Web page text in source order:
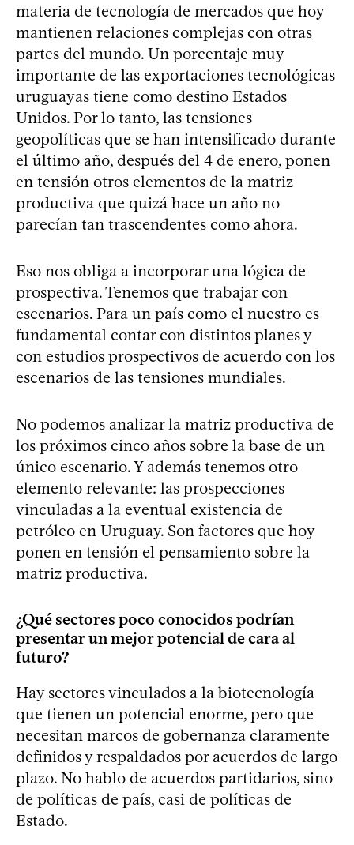
materia de tecnología de mercados que hoy
mantienen relaciones complejas con otras
partes del mundo. Un porcentaje muy
importante de las exportaciones tecnológicas
uruguayas tiene como destino Estados
Unidos. Por lo tanto, las tensiones
geopolíticas que se han intensificado durante
el último año, después del 4 de enero, ponen
en tensión otros elementos de la matriz
productiva que quizá hace un año no
parecían tan trascendentes como ahora.
Eso nos obliga a incorporar una lógica de
prospectiva. Tenemos que trabajar con
escenarios. Para un país como el nuestro es
fundamental contar con distintos planes y
con estudios prospectivos de acuerdo con los
escenarios de las tensiones mundiales.
No podemos analizar la matriz productiva de
los próximos cinco años sobre la base de un
único escenario. Y además tenemos otro
elemento relevante: las prospecciones
vinculadas a la eventual existencia de
petróleo en Uruguay. Son factores que hoy
ponen en tensión el pensamiento sobre la
matriz productiva.
¿Qué sectores poco conocidos podrían
presentar un mejor potencial de cara al
futuro?
Hay sectores vinculados a la biotecnología
que tienen un potencial enorme, pero que
necesitan marcos de gobernanza claramente
definidos y respaldados por acuerdos de largo
plazo. No hablo de acuerdos partidarios, sino
de políticas de país, casi de políticas de
Estado.